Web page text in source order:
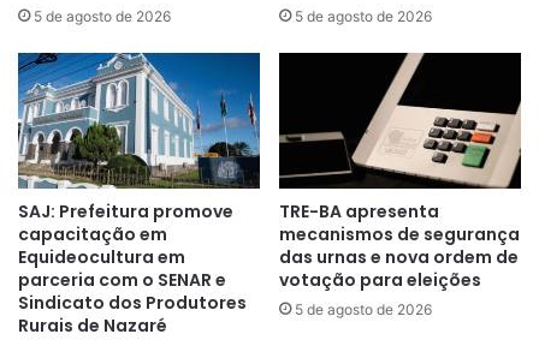
5 de agosto de 2026 5 de agosto de 2026
SAJ: Prefeitura promove
capacitação em
Equideocultura em
parceria com o SENAR e
Sindicato dos Produtores
Rurais de Nazaré
TRE-BA apresenta
mecanismos de segurança
das urnas e nova ordem de
votação para eleições
5 de agosto de 2026